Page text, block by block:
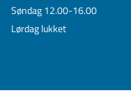
Søndag 12.00-16.00
Lørdag lukket